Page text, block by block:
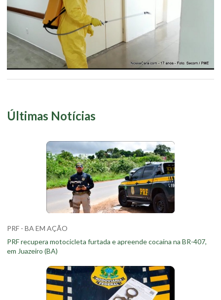
Últimas Notícias
PRF - BA EM AÇÃO
PRF recupera motocicleta furtada e apreende cocaína na BR-407,
em Juazeiro (BA)